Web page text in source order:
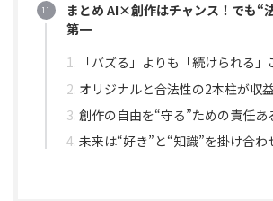
まとめ AI×創作はチャンス！でも“
第一
「バズる」よりも「続けられる
オリジナルと合法性の2本柱が収
創作の自由を“守る”ための責任あ
未来は“好き”と“知識”を掛け合わ